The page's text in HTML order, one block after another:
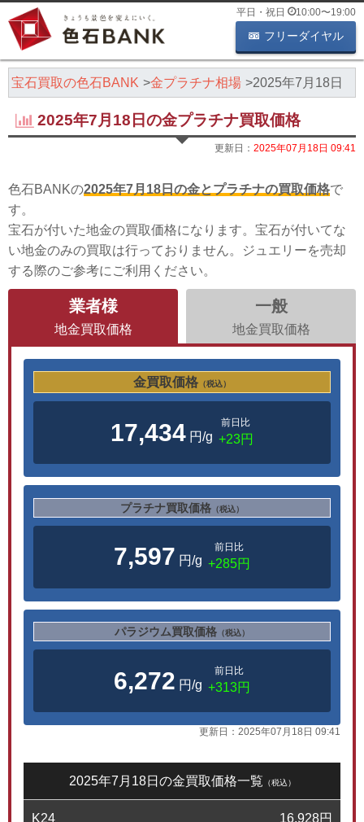
平日・祝日 10:00〜19:00
フリーダイヤル
宝石買取の色石BANK 金プラチナ相場 2025年7月18日
2025年7月18日の金プラチナ買取価格
更新日： 2025年07月18日 09:41
色石BANKの2025年7月18日の金とプラチナの買取価格で
す。
宝石が付いた地金の買取価格になります。宝石が付いてな
い地金のみの買取は行っておりません。ジュエリーを売却
する際のご参考にご利用ください。
業者様
地金買取価格
一般
地金買取価格
金買取価格 （税込）
17,434 円/g
前日比
+23円
プラチナ買取価格 （税込）
7,597 円/g
前日比
+285円
パラジウム買取価格 （税込）
6,272 円/g
前日比
+313円
更新日： 2025年07月18日 09:41
2025年7月18日の金買取価格一覧 （税込）
K24 16,928円